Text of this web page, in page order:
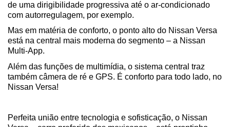
de uma dirigibilidade progressiva até o ar-condicionado
com autorregulagem, por exemplo.
Mas em matéria de conforto, o ponto alto do Nissan Versa
está na central mais moderna do segmento – a Nissan
Multi-App.
Além das funções de multimídia, o sistema central traz
também câmera de ré e GPS. É conforto para todo lado, no
Nissan Versa!
Perfeita união entre tecnologia e sofisticação, o Nissan